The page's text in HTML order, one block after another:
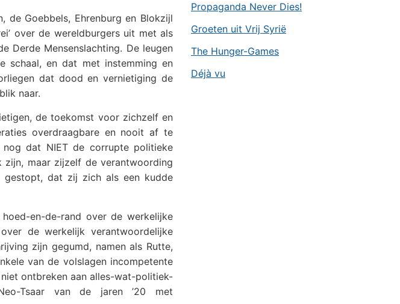
de Goebbels, Ehrenburg en Blokzijl
over de wereldburgers uit met als
Derde Mensenslachting. De leugen
schaal, en dat met instemming en
dat dood en vernietiging de
naar.
de toekomst voor zichzelf en
overdraagbare en nooit af te
dat NIET de corrupte politieke
zijn, maar zijzelf de verantwoording
gestopt, dat zij zich als een kudde
en-de-rand over de werkelijke
de werkelijk verantwoordelijke
zijn gegumd, namen als Rutte,
van de volslagen incompetente
ontbreken aan alles-wat-politiek-
Tsaar van de jaren ’20 met
Propaganda Never Dies!
Groeten uit Vrij Syrië
The Hunger-Games
Déjà vu